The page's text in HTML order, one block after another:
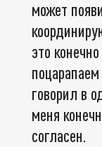
может
это
говорил в
меня
согласен.